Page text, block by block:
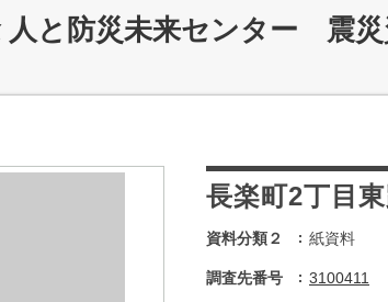
人と防災未来センター 震
長楽町2丁目
資料分類２ 紙資料
調査先番号 3100411